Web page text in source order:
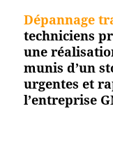
Dépannage
techniciens
une
munis d’un
urgentes et
l’entreprise